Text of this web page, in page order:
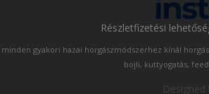
Részletfizetési
gyakori hazai horgászmódszerhez kínál
bojli, kuttyogatás,
Designed